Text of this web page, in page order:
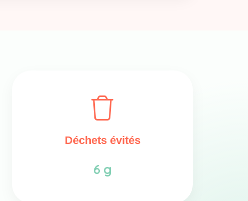
Déchets évités
6 g